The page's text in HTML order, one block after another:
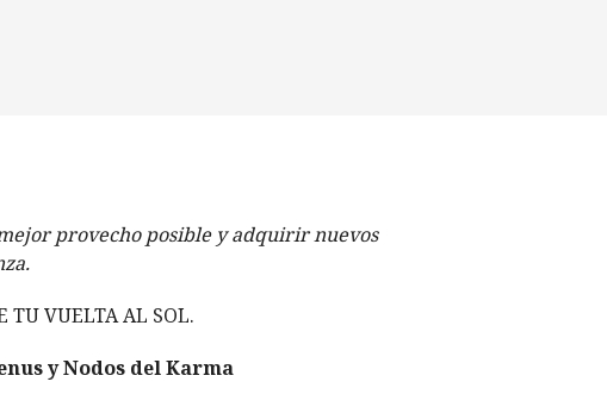
provecho posible y adquirir nuevos
TU VUELTA AL SOL.
y Nodos del Karma